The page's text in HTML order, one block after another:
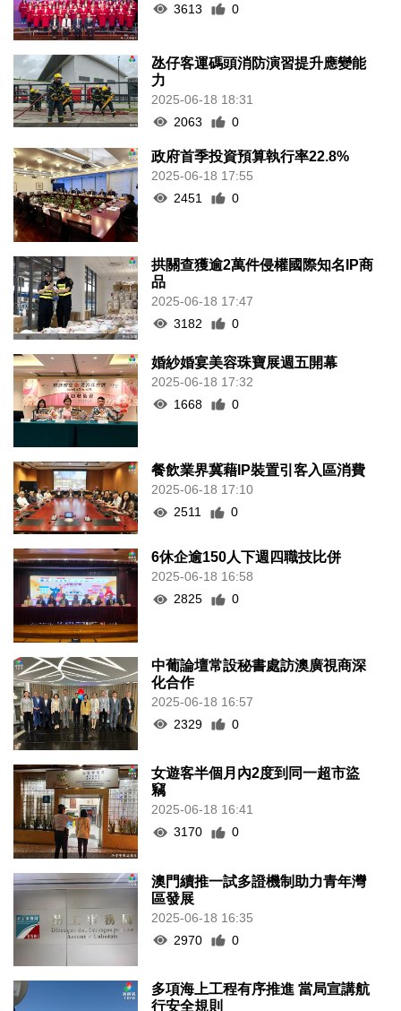
3613
0
氹仔客運碼頭消防演習提升應變能
力
2025-06-18 18:31
2063
0
政府首季投資預算執行率22.8%
2025-06-18 17:55
2451
0
拱關查獲逾2萬件侵權國際知名IP商
品
2025-06-18 17:47
3182
0
婚紗婚宴美容珠寶展週五開幕
2025-06-18 17:32
1668
0
餐飲業界冀藉IP裝置引客入區消費
2025-06-18 17:10
2511
0
6休企逾150人下週四職技比併
2025-06-18 16:58
2825
0
中葡論壇常設秘書處訪澳廣視商深
化合作
2025-06-18 16:57
2329
0
女遊客半個月內2度到同一超市盜
竊
2025-06-18 16:41
3170
0
澳門續推一試多證機制助力青年灣
區發展
2025-06-18 16:35
2970
0
多項海上工程有序推進 當局宣講航
行安全規則